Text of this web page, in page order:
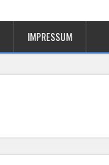
IMPRESSUM